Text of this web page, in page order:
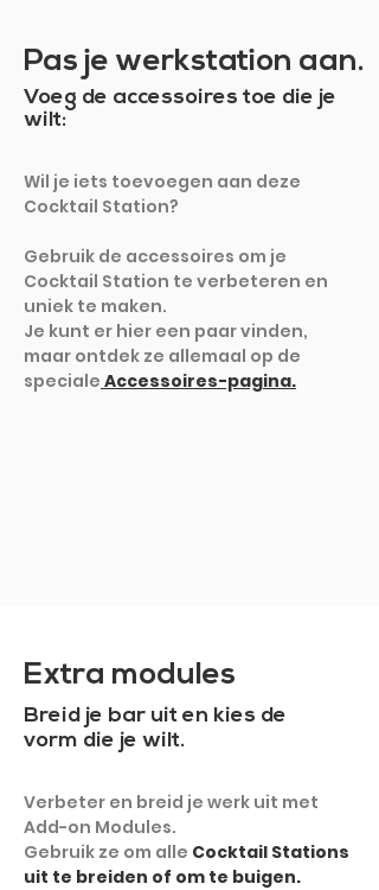
Pas je werkstation aan.
Voeg de accessoires toe die je
wilt:
Wil je iets toevoegen aan deze
Cocktail Station?
Gebruik de accessoires om je
Cocktail Station te verbeteren en
uniek te maken.
Je kunt er hier een paar vinden,
maar ontdek ze allemaal op de
speciale Accessoires-pagina.
Extra modules
Breid je bar uit en kies de
vorm die je wilt.
Verbeter en breid je werk uit met
Add-on Modules.
Gebruik ze om alle Cocktail Stations
uit te breiden of om te buigen.